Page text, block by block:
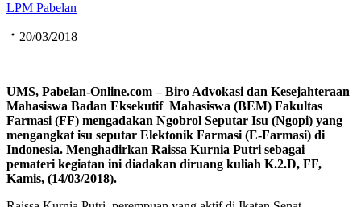
LPM Pabelan
20/03/2018
UMS, Pabelan-Online.com –Biro Advokasi dan Kesejahteraan
Mahasiswa Badan Eksekutif Mahasiswa (BEM) Fakultas
Farmasi (FF) mengadakan Ngobrol Seputar Isu (Ngopi) yang
mengangkat isu seputar Elektonik Farmasi (E-Farmasi) di
Indonesia. Menghadirkan Raissa Kurnia Putri sebagai
pemateri kegiatan ini diadakan diruang kuliah K.2.D, FF,
Kamis, (14/03/2018).